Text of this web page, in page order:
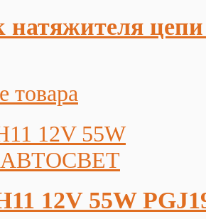
цепи
товара
12V 55W